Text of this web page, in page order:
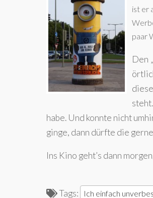
ist er
paar
Den
habe. Und konnte nicht
ginge, dann dürfte die
Ins Kino geht’s dann
Tags: Ich einfach